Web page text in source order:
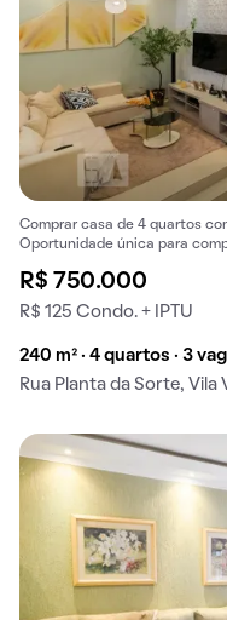
Comprar casa de 4 quartos
Oportunidade única para
R$ 750.000
R$ 125 Condo. + IPTU
240 m² · 4 quartos · 3
Rua Planta da Sorte, Vila